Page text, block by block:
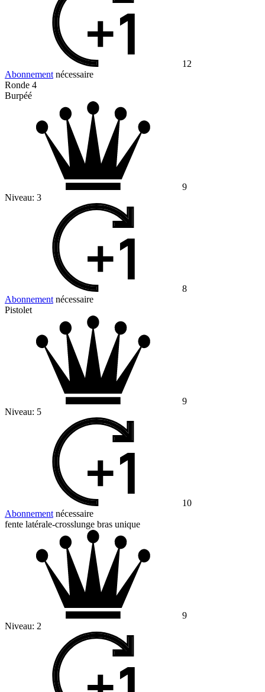
12
Abonnement nécessaire
Ronde 4
Burpéé
9
Niveau: 3
8
Abonnement nécessaire
Pistolet
9
Niveau: 5
10
Abonnement nécessaire
fente latérale-crosslunge bras unique
9
Niveau: 2